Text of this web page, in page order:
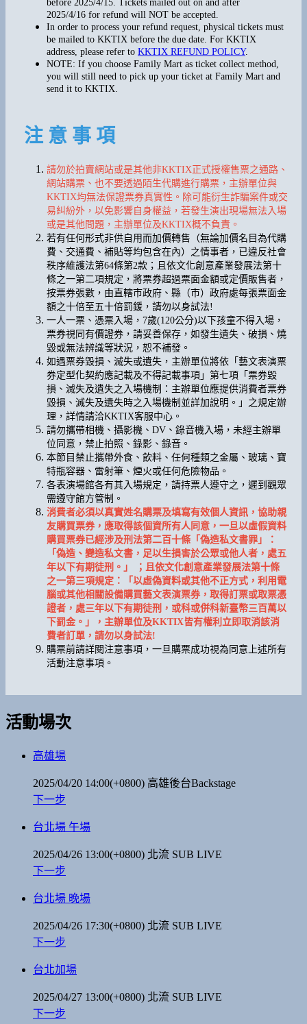
before 2025/4/15. Tickets mailed out on and after
2025/4/16 for refund will NOT be accepted.
In order to process your refund request, physical tickets must
be mailed to KKTIX before the due date. For KKTIX
address, please refer to KKTIX REFUND POLICY.
NOTE: If you choose Family Mart as ticket collect method,
you will still need to pick up your ticket at Family Mart and
send it to KKTIX.
注 意 事 項
請勿於拍賣網站或是其他非KKTIX正式授權售票之通路、
網站購票、也不要透過陌生代購進行購票，主辦單位與
KKTIX均無法保證票券真實性。除可能衍生詐騙案件或交
易糾紛外，以免影響自身權益，若發生演出現場無法入場
或是其他問題，主辦單位及KKTIX概不負責。
若有任何形式非供自用而加價轉售（無論加價名目為代購
費、交通費、補貼等均包含在內）之情事者，已違反社會
秩序維護法第64條第2款；且依文化創意產業發展法第十
條之一第二項規定，將票券超過票面金額或定價販售者，
按票券張數，由直轄市政府、縣（市）政府處每張票面金
額之十倍至五十倍罰鍰，請勿以身試法!
一人一票、憑票入場，7歲(120公分)以下孩童不得入場，
票券視同有價證券，請妥善保存，如發生遺失、破損、燒
毀或無法辨識等狀況，恕不補發。
如遇票券毀損、滅失或遺失，主辦單位將依「藝文表演票
券定型化契約應記載及不得記載事項」第七項「票券毀
損、滅失及遺失之入場機制：主辦單位應提供消費者票券
毀損、滅失及遺失時之入場機制並詳加說明。」之規定辦
理，詳情請洽KKTIX客服中心。
請勿攜帶相機、攝影機、DV、錄音機入場，未經主辦單
位同意，禁止拍照、錄影、錄音。
本節目禁止攜帶外食、飲料、任何種類之金屬、玻璃、寶
特瓶容器、雷射筆、煙火或任何危險物品。
各表演場館各有其入場規定，請持票人遵守之，遲到觀眾
需遵守館方管制。
消費者必須以真實姓名購票及填寫有效個人資訊，協助親
友購買票券，應取得該個資所有人同意，一旦以虛假資料
購買票券已經涉及刑法第二百十條「偽造私文書罪」：
「偽造、變造私文書，足以生損害於公眾或他人者，處五
年以下有期徒刑。」
；且依文化創意產業發展法第十條
之一第三項規定：「以虛偽資料或其他不正方式，利用電
腦或其他相關設備購買藝文表演票券，取得訂票或取票憑
證者，處三年以下有期徒刑，或科或併科新臺幣三百萬以
下罰金。」，主辦單位及KKTIX皆有權利立即取消該消
費者訂單，請勿以身試法!
購票前請詳閱注意事項，一旦購票成功視為同意上述所有
活動注意事項。
活動場次
高雄場
2025/04/20 14:00(+0800) 高雄後台Backstage
下一步
台北場 午場
2025/04/26 13:00(+0800) 北流 SUB LIVE
下一步
台北場 晚場
2025/04/26 17:30(+0800) 北流 SUB LIVE
下一步
台北加場
2025/04/27 13:00(+0800) 北流 SUB LIVE
下一步